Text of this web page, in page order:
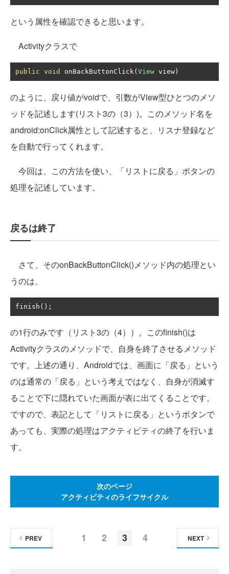
という属性を確認できると思います。
Activityクラスで
public void onBackButtonClick (View view)
のように、戻り値がvoidで、引数がView型ひとつのメソ
ッドを記述します(リスト3の（3）)。このメソッド名を
android:onClick属性として記述すると、リスナ登録など
を自動で行ってくれます。
今回は、この方法を使い、「リストに戻る」ボタンの
処理を記述しています。
戻るは終了
さて、そのonBackButtonClick()メソッド内の処理とい
うのは、
finish ();
の1行のみです（リスト3の（4））。このfinish()は
Activityクラスのメソッドで、自身を終了させるメソッド
です。上述の通り、Androidでは、画面に「戻る」という
のは通常の「戻る」という考えではなく、自身が消滅す
ることで下に隠れていた画面が表に出てくることです。
ですので、表記として「リストに戻る」というボタンで
あっても、実際の処理はアクティビティの終了を行いま
す。
次のページ
アクティビティのライフサイクル
1 2 3 4
PREV NEXT